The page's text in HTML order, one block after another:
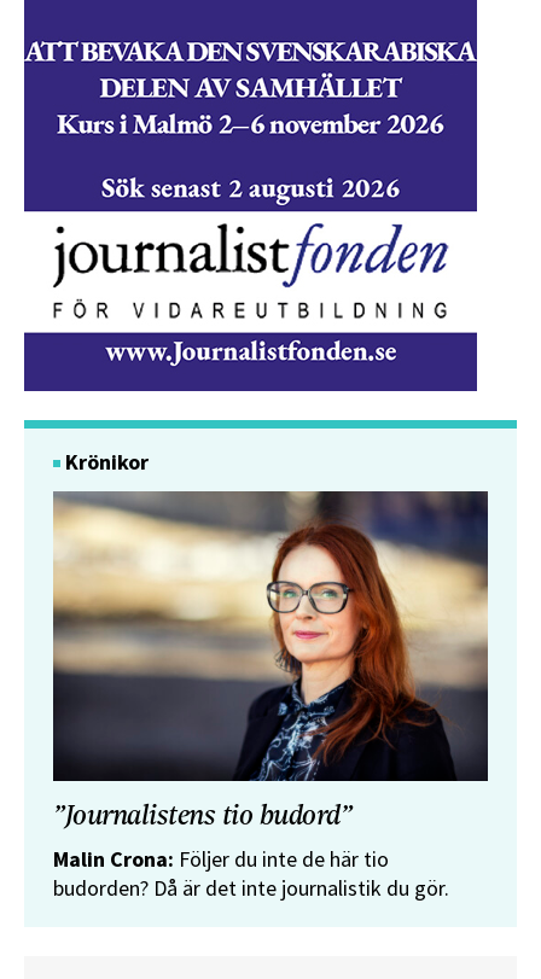
Krönikor
”Journalistens tio budord”
Malin Crona: Följer du inte de här tio
budorden? Då är det inte journalistik du gör.